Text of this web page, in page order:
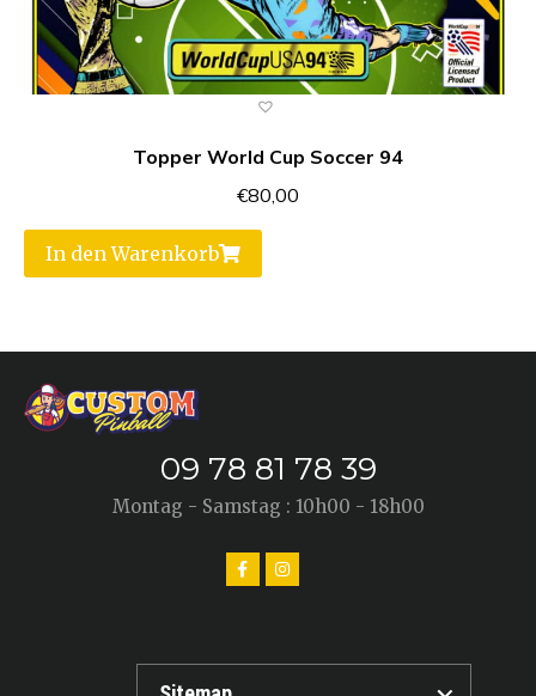
Topper World Cup Soccer 94
€80,00
In den Warenkorb
09 78 81 78 39
Montag - Samstag : 10h00 - 18h00